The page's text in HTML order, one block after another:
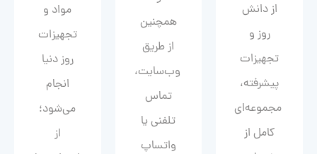
از دانش
روز و
تجهیزات
پیشرفته،
مجموعه‌ای
کامل از
همچنین
از طریق
وب‌سایت،
تماس
تلفنی یا
واتساپ
مواد و
تجهیزات
روز دنیا
انجام
می‌شود؛
از